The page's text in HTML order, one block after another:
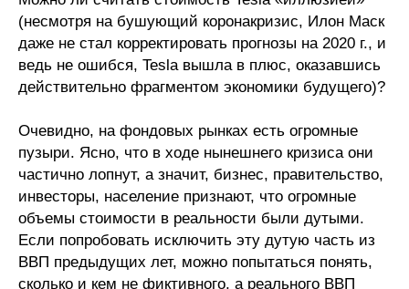
О совете
Регулярные прогнозы
Краткосрочный прогноз
Оценка индекса промышленного
производства
Российская Система Климатического
(несмотря на бушующий коронакризис, Илон Маск
даже не стал корректировать прогнозы на 2020 г., и
ведь не ошибся, Tesla вышла в плюс, оказавшись
действительно фрагментом экономики будущего)?
Очевидно, на фондовых рынках есть огромные
пузыри. Ясно, что в ходе нынешнего кризиса они
частично лопнут, а значит, бизнес, правительство,
инвесторы, население признают, что огромные
объемы стоимости в реальности были дутыми.
Если попробовать исключить эту дутую часть из
ВВП предыдущих лет, можно попытаться понять,
сколько и кем не фиктивного, а реального ВВП